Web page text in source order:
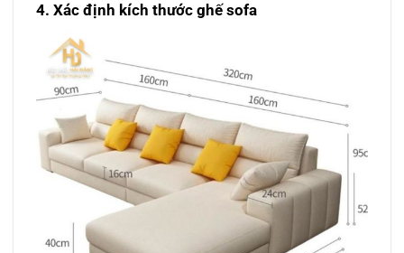
4. Xác định kích thước ghế sofa